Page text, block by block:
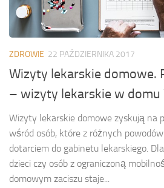
ZDROWIE 22 PAŹDZIERNIKA 2017
Wizyty lekarskie domowe.
– wizyty lekarskie w domu
Wizyty lekarskie domowe zyskują na
wśród osób, które z różnych
dotarciem do gabinetu lekarskiego.
dzieci czy osób z ograniczoną
domowym zaciszu staje...